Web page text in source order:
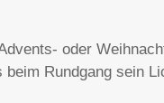
oder
Rundgang sein